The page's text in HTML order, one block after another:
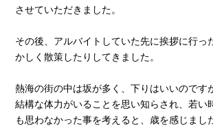
させていただきました。
その後、アルバイトしていた先に挨拶に行っ
かしく散策したりしてきました。
熱海の街の中は坂が多く、下りはいいのです
結構な体力がいることを思い知らされ、若い
も思わなかった事を考えると、歳を感じまし